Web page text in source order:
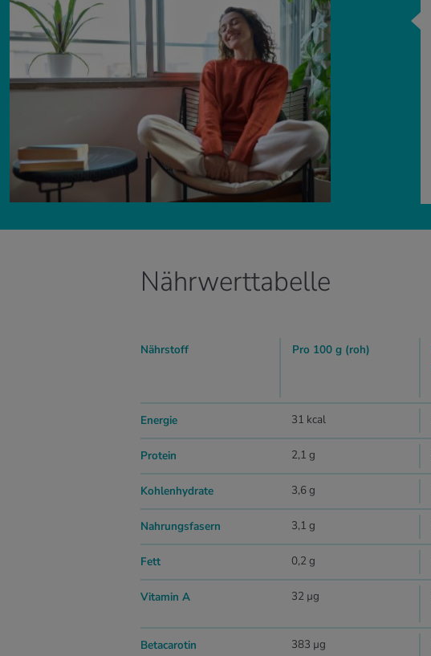
Nährwerttabelle
Nährstoff Pro 100 g (roh)
Energie 31 kcal
Protein 2,1 g
Kohlenhydrate 3,6 g
Nahrungsfasern 3,1 g
Fett 0,2 g
Vitamin A 32 µg
Betacarotin 383 µg